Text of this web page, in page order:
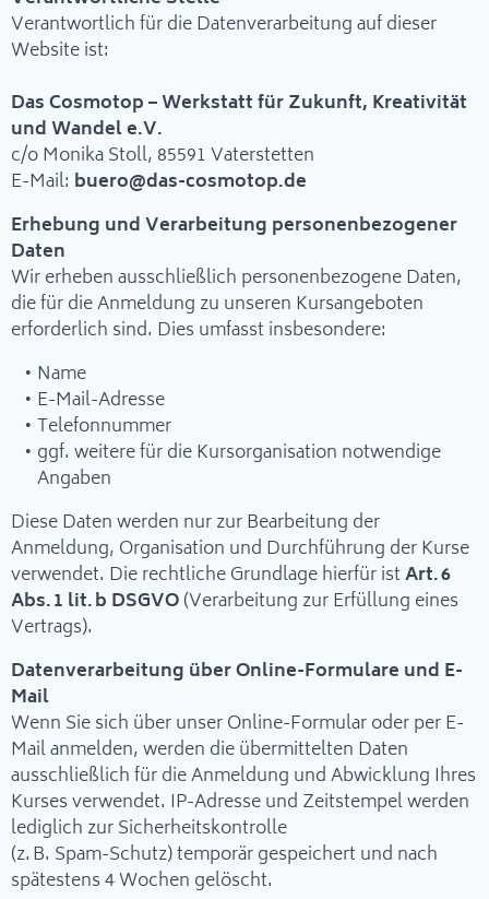
Verantwortlich für die Datenverarbeitung auf dieser
Website ist:
Das Cosmotop – Werkstatt für Zukunft, Kreativität
und Wandel e.V.
c/o Monika Stoll, 85591 Vaterstetten
E-Mail: buero@das-cosmotop.de
Erhebung und Verarbeitung personenbezogener
Daten
Wir erheben ausschließlich personenbezogene Daten,
die für die Anmeldung zu unseren Kursangeboten
erforderlich sind. Dies umfasst insbesondere:
Name
E-Mail-Adresse
Telefonnummer
ggf. weitere für die Kursorganisation notwendige
Angaben
Diese Daten werden nur zur Bearbeitung der
Anmeldung, Organisation und Durchführung der Kurse
verwendet. Die rechtliche Grundlage hierfür istArt. 6
Abs. 1 lit. b DSGVO(Verarbeitung zur Erfüllung eines
Vertrags).
Datenverarbeitung über Online-Formulare und E-
Mail
Wenn Sie sich über unser Online-Formular oder per E-
Mail anmelden, werden die übermittelten Daten
ausschließlich für die Anmeldung und Abwicklung Ihres
Kurses verwendet. IP-Adresse und Zeitstempel werden
lediglich zur Sicherheitskontrolle
(z. B. Spam-Schutz) temporär gespeichert und nach
spätestens 4 Wochen gelöscht.